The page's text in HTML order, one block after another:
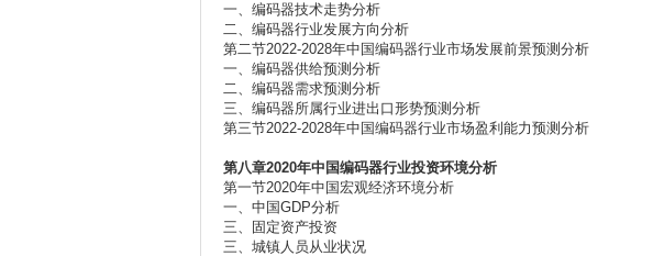
一、编码器技术走势分析
二、编码器行业发展方向分析
第二节2022-2028年中国编码器行业市场发展前景预测分析
一、编码器供给预测分析
二、编码器需求预测分析
三、编码器所属行业进出口形势预测分析
第三节2022-2028年中国编码器行业市场盈利能力预测分析
第八章2020年中国编码器行业投资环境分析
第一节2020年中国宏观经济环境分析
一、中国GDP分析
三、固定资产投资
三、城镇人员从业状况